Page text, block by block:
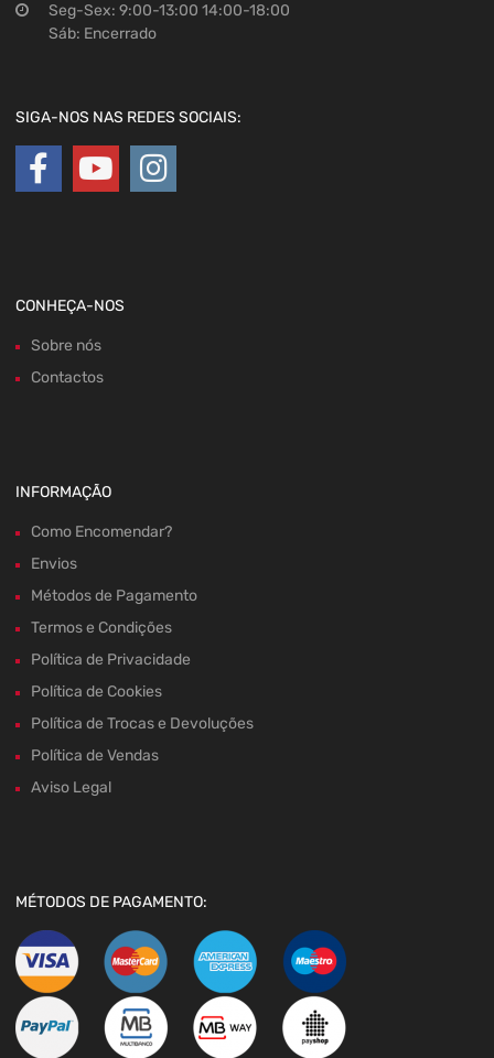
Seg-Sex: 9:00-13:00 14:00-18:00
Sáb: Encerrado
SIGA-NOS NAS REDES SOCIAIS:
CONHEÇA-NOS
Sobre nós
Contactos
INFORMAÇÃO
Como Encomendar?
Envios
Métodos de Pagamento
Termos e Condições
Política de Privacidade
Política de Cookies
Política de Trocas e Devoluções
Política de Vendas
Aviso Legal
MÉTODOS DE PAGAMENTO: